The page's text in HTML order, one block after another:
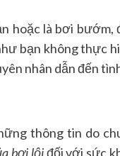
hoặc là bơi bướm,
bạn không thực
nhân dẫn đến
thông tin do
bơi lộiđối với sức